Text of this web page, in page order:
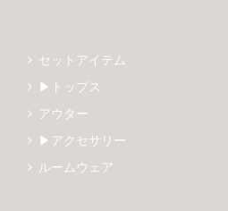
セットアイテム
▶トップス
アウター
▶アクセサリー
ルームウェア